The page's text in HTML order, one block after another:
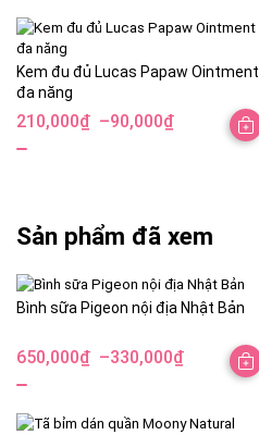
Kem đu đủ Lucas Papaw Ointment
đa năng
90,000₫
–
210,000₫
Khoảng
đến
Sản phẩm đã xem
Bình sữa Pigeon nội địa Nhật Bản
330,000₫
–
650,000₫
Khoảng
từ